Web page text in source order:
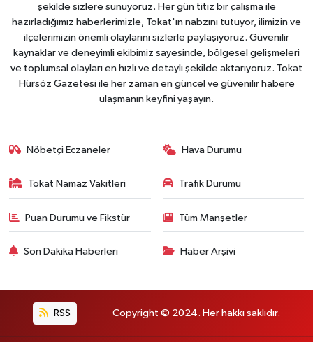
şekilde sizlere sunuyoruz. Her gün titiz bir çalışma ile
hazırladığımız haberlerimizle, Tokat'ın nabzını tutuyor, ilimizin ve
ilçelerimizin önemli olaylarını sizlerle paylaşıyoruz. Güvenilir
kaynaklar ve deneyimli ekibimiz sayesinde, bölgesel gelişmeleri
ve toplumsal olayları en hızlı ve detaylı şekilde aktarıyoruz. Tokat
Hürsöz Gazetesi ile her zaman en güncel ve güvenilir habere
ulaşmanın keyfini yaşayın.
Nöbetçi Eczaneler Hava Durumu
Tokat Namaz Vakitleri Trafik Durumu
Puan Durumu ve Fikstür Tüm Manşetler
Son Dakika Haberleri Haber Arşivi
RSS Copyright © 2024. Her hakkı saklıdır.